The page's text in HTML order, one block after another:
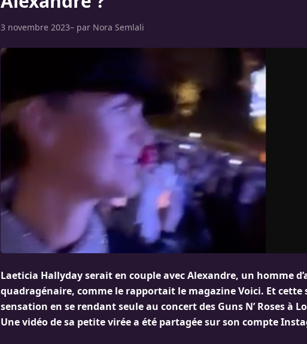
3 novembre 2023– par Nora Semlali
Laeticia Hallyday serait en couple avec Alexandre, un homme
quadragénaire, comme le rapportait le magazine Voici. Et cette
sensation en se rendant seule au concert des Guns N’ Roses à
Une vidéo de sa petite virée a été partagée sur son compte